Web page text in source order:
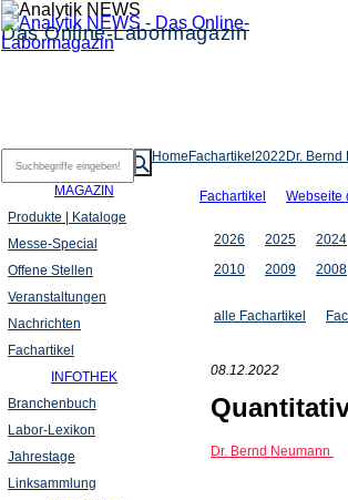
Das Online-Labormagazin
Home Fachartikel 2022 Dr. Bernd
Fachartikel Webseite
2026 2025 2024
2010
2009 2008
alle Fachartikel
08.12.2022
Dr. Bernd Neumann
MAGAZIN
Produkte | Kataloge
Messe-Special
Offene Stellen
Veranstaltungen
Nachrichten
Fachartikel
INFOTHEK
Branchenbuch
Labor-Lexikon
Jahrestage
Linksammlung